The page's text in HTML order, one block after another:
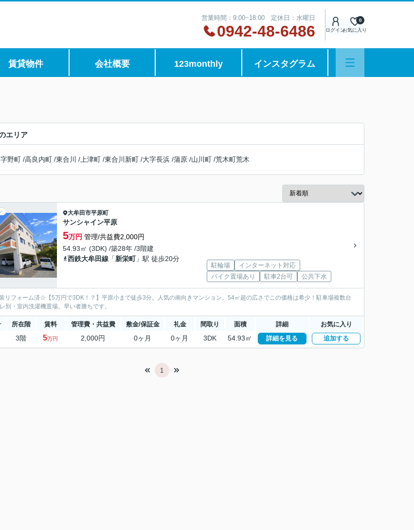
営業時間：9:00~18:00 定休日：水曜日
0942-48-6486 ログインお気に入り
0
賃貸物件 会社概要 123monthly インスタグラム
エリア
野町 /高良内町 /東合川 / 上津町 /東合川新町 /大字長浜 /蒲原 /山川町 /荒木町荒木
大牟田市平原町
サンシャイン平原
5万円 管理/共益費2,000円
54.93㎡ (3DK) /築28年 /3階建
西鉄大牟田線 「新栄町」駅 徒歩20分
駐輪場
インターネット対応
バイク置場あり
駐車2台可 公共下水
リフォーム済☆【5万円で3DK！？】平原小まで徒歩3分。人気の南向きマンション。54㎡超の広さでこの価格は希少！駐車場複数台
別・室内洗濯機置場。早い者勝ちです。
所在階 賃料 管理費・共益費 敷金/保証金 礼金 間取り 面積 詳細 お気に入り
3階 5万円 2,000円 0ヶ月 0ヶ月 3DK 54.93㎡ 詳細を見る 追加する
1